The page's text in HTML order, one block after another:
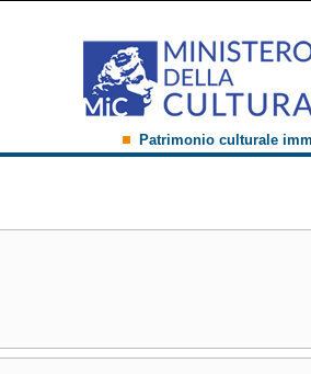
Patrimonio culturale